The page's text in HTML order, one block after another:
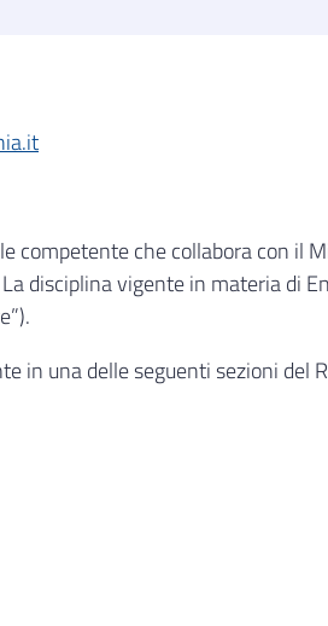
competente che collabora con il
disciplina vigente in materia di
in una delle seguenti sezioni del